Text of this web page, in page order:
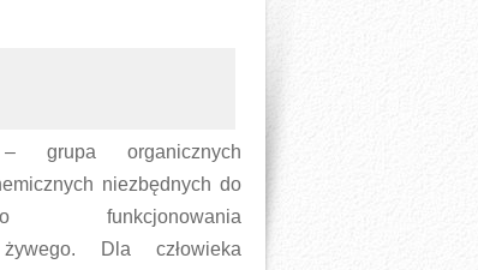
grupa organicznych
niezbędnych do
funkcjonowania
Dla człowieka